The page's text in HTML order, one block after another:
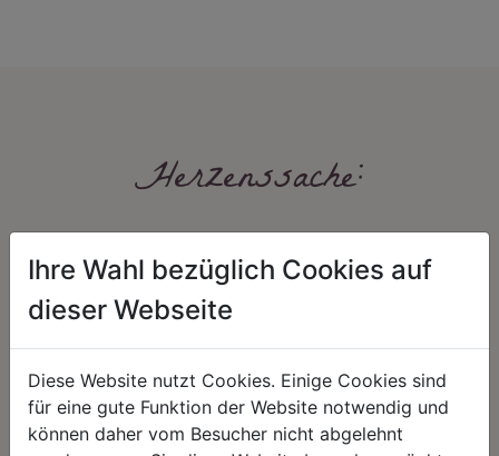
Herzenssache:
HARMONIE
Unser Sortiment steht für ein
positives Lebensgefühl. Wir
FAIRNESS
Nicht immer ist der günstigste Preis
auch ein guter Preis. Wir handeln
Ihre Wahl bezüglich Cookies auf
dieser Webseite
Diese Website nutzt Cookies. Einige Cookies sind
für eine gute Funktion der Website notwendig und
können daher vom Besucher nicht abgelehnt